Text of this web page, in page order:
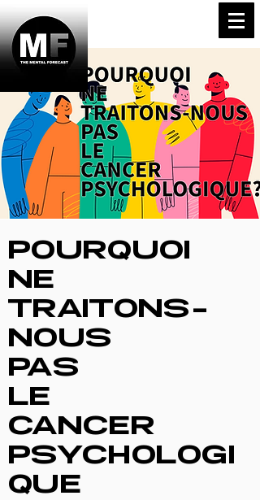
POURQUOI
NE
TRAITONS-
NOUS
PAS
LE
CANCER
PSYCHOLOGI
QUE